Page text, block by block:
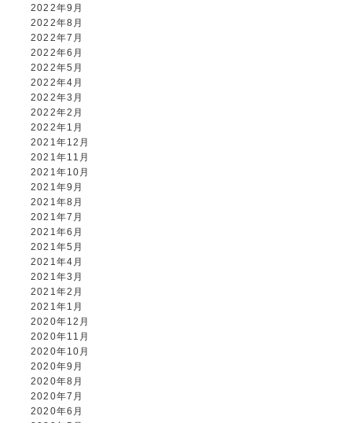
2022年9月
2022年8月
2022年7月
2022年6月
2022年5月
2022年4月
2022年3月
2022年2月
2022年1月
2021年12月
2021年11月
2021年10月
2021年9月
2021年8月
2021年7月
2021年6月
2021年5月
2021年4月
2021年3月
2021年2月
2021年1月
2020年12月
2020年11月
2020年10月
2020年9月
2020年8月
2020年7月
2020年6月